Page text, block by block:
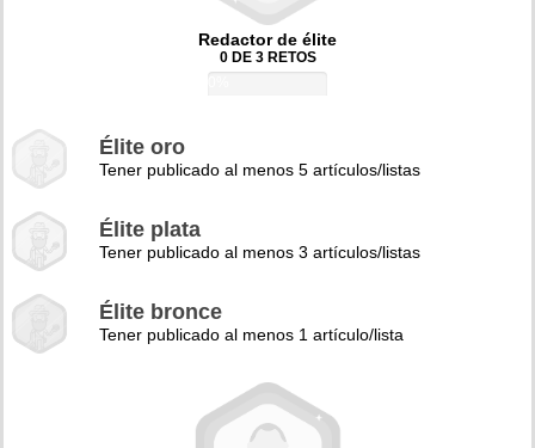
Redactor de élite
0 DE 3 RETOS
Élite oro
Tener publicado al menos 5 artículos/listas
Élite plata
Tener publicado al menos 3 artículos/listas
Élite bronce
Tener publicado al menos 1 artículo/lista